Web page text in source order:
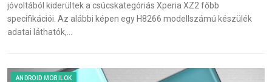
jóvoltából kiderültek a csúcskategóriás Xperia XZ2 főbb
specifikációi. Az alábbi képen egy H8266 modellszámú készülék
adatai láthatók,…
ANDROID MOBILOK